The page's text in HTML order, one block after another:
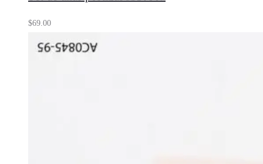
$69.00